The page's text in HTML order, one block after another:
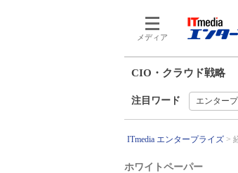
メディア
CIO・クラウド戦略
注目ワード エンター
ITmedia エンタープライズ
ホワイトペーパー